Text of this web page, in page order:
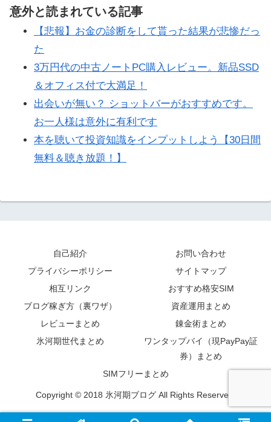
意外と読まれている記事
【悲報】お金の診断をして貰った結果が悲惨だっ
た
3万円代の中古ノートPC購入レビュー。新品SSD
＆オフィス付で大満足！
出会いが無い？ ショットバーがおすすめです。
お一人様は意外に有利です
本を聴いて投資知識をインプットしよう【30日間
無料＆聴き放題！】
自己紹介
お問い合わせ
プライバシーポリシー
サイトマップ
相互リンク
おすすめ格安SIM
ブログ稼ぎ方（裏ワザ）
資産運用まとめ
レビューまとめ
錬金術まとめ
氷河期世代まとめ
ワンタップバイ（現PayPay証
券）まとめ
SIMフリーまとめ
Copyright © 2018 氷河期ブログ All Rights Reserved.